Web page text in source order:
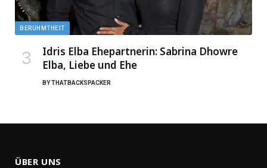
BERUHMTHEIT
Idris Elba Ehepartnerin: Sabrina Dhowre
Elba, Liebe und Ehe
BYTHATBACKSPACKER
ÜBER UNS